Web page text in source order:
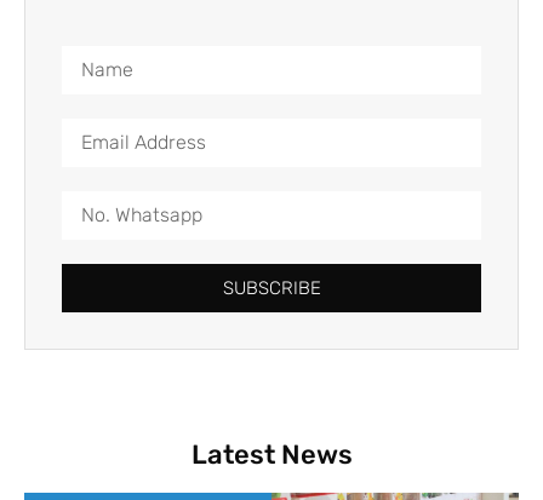
SUBSCRIBE
Latest News